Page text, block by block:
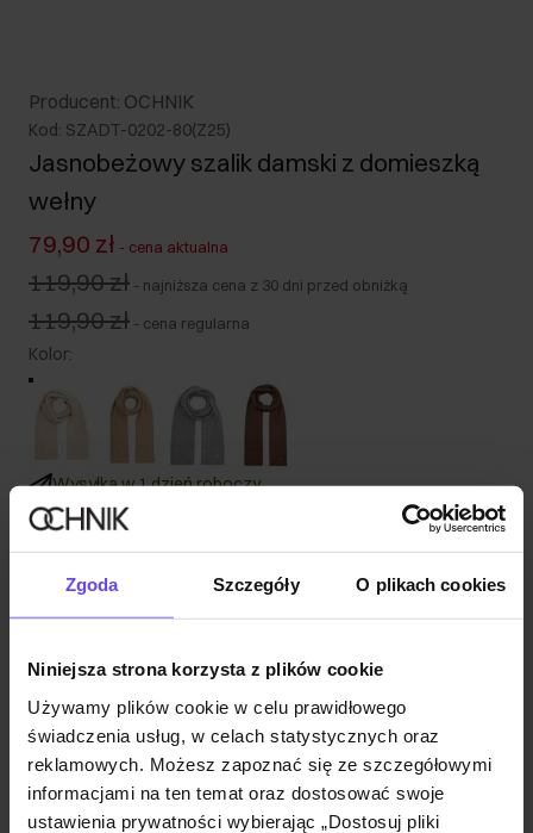
Zgoda Szczegóły O plikach cookies
Niniejsza strona korzysta z plików cookie
Używamy plików cookie w celu prawidłowego
świadczenia usług, w celach statystycznych oraz
reklamowych. Możesz zapoznać się ze szczegółowymi
informacjami na ten temat oraz dostosować swoje
ustawienia prywatności wybierając „Dostosuj pliki
Producent: OCHNIK
Kod: SZADT-0202-80(Z25)
Jasnobeżowy szalik damski z domieszką
wełny
79,90 zł - cena aktualna
119,90 zł - najniższa cena z 30 dni przed obniżką
119,90 zł - cena regularna
Kolor:
Wysyłka w 1 dzień roboczy
Opis produktu
Szczegóły
Skład i wymiary
Opinie